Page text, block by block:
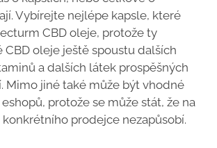
Vybírejte nejlépe kapsle, které
CBD oleje, protože ty
CBD oleje ještě spoustu dalších
a dalších látek prospěšných
Mimo jiné také může být vhodné
protože se může stát, že na
prodejce nezapůsobí.